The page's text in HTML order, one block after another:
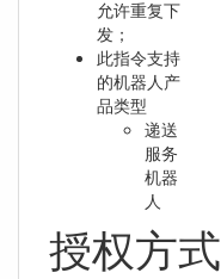
允许重复下
发；
此指令支持
的机器人产
品类型
递送
服务
机器
人
授权方式